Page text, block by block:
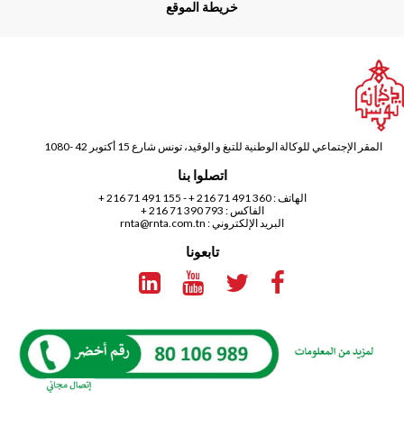
خريطة الموقع
المقر الإجتماعي للوكالة الوطنية للتبغ و الوقيد، تونس شارع 15 أكتوبر 42 -1080
اتصلوا بنا
الهاتف :360 491 71 216 +
-
155 491 71 216 +
الفاكس : 793 390 71 216 +
البريد الإلكتروني :rnta@rnta.com.tn
تابعونا